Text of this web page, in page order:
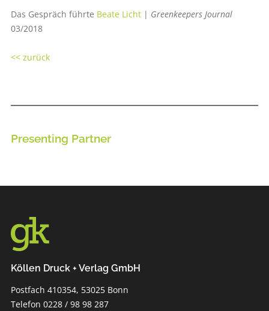
Das Gespräch führte Beate Licht| Greenkeepers Journal
03/2018
<< zurück
Presenting Partner
Köllen Druck + Verlag GmbH
Postfach 410354, 53025 Bonn
Telefon 0228 / 98 98 287